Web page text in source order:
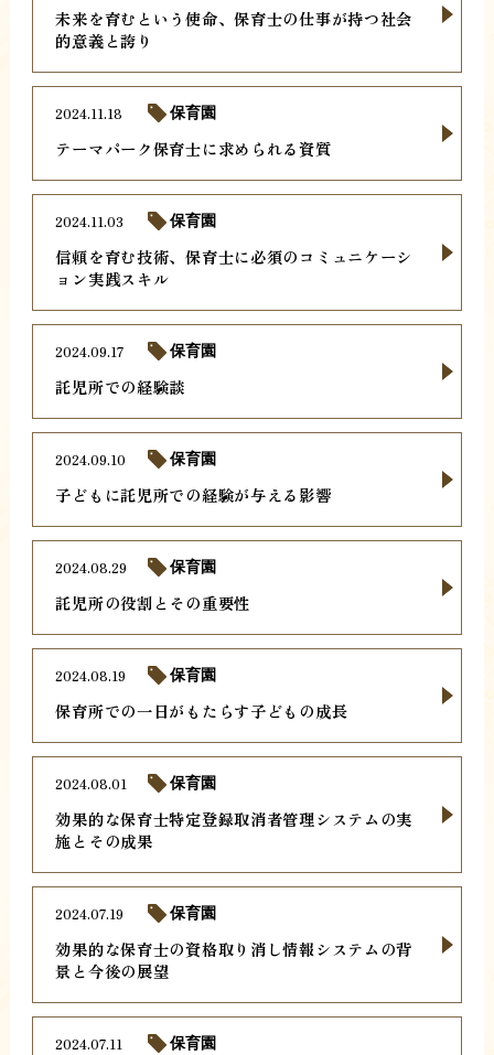
未来を育むという使命、保育士の仕事が持つ社会
的意義と誇り
テーマパーク保育士に求められる資質
2024.11.18 保育園
信頼を育む技術、保育士に必須のコミュニケーシ
ョン実践スキル
2024.11.03 保育園
託児所での経験談
2024.09.17 保育園
子どもに託児所での経験が与える影響
2024.09.10 保育園
託児所の役割とその重要性
2024.08.29 保育園
保育所での一日がもたらす子どもの成長
2024.08.19 保育園
効果的な保育士特定登録取消者管理システムの実
施とその成果
2024.08.01 保育園
効果的な保育士の資格取り消し情報システムの背
景と今後の展望
2024.07.19 保育園
2024.07.11 保育園